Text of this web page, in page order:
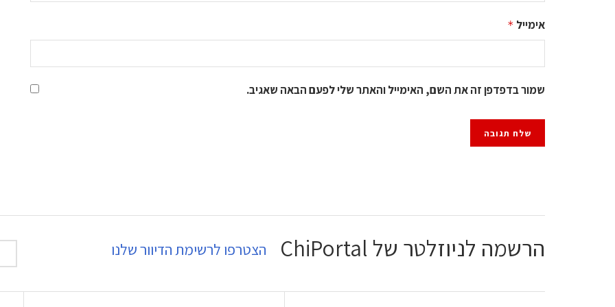
אימייל *
שמור בדפדפן זה את השם, האימייל והאתר שלי לפעם הבאה שאגיב.
הרשמה לניוזלטר של ChiPortal הצטרפו לרשימת הדיוור שלנו